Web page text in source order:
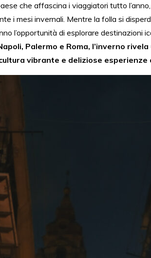
che affascina i viaggiatori tutto
i mesi invernali. Mentre la folla si
l’opportunità di esplorare destinazioni
Palermo e Roma, l’inverno
vibrante e deliziose esperienze